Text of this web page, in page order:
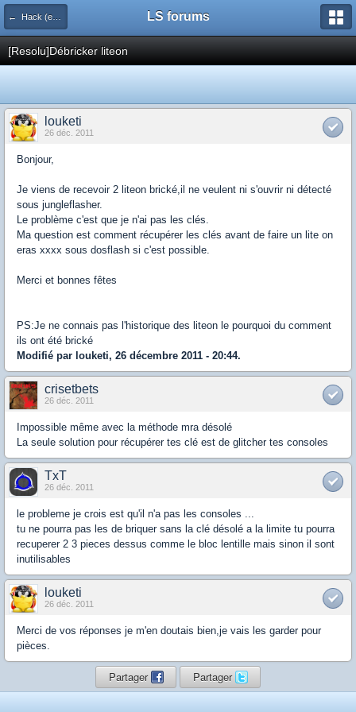
← Hack (exploits, homebrews...) LS forums
[Resolu]Débricker liteon
louketi
26 déc. 2011
Bonjour,
Je viens de recevoir 2 liteon brické,il ne veulent ni s'ouvrir ni détecté
sous jungleflasher.
Le problème c'est que je n'ai pas les clés.
Ma question est comment récupérer les clés avant de faire un lite on
eras xxxx sous dosflash si c'est possible.
Merci et bonnes fêtes
PS:Je ne connais pas l'historique des liteon le pourquoi du comment
ils ont été brické
Modifié par louketi, 26 décembre 2011 - 20:44.
crisetbets
26 déc. 2011
Impossible même avec la méthode mra désolé
La seule solution pour récupérer tes clé est de glitcher tes consoles
TxT
26 déc. 2011
le probleme je crois est qu'il n'a pas les consoles ...
tu ne pourra pas les de briquer sans la clé désolé a la limite tu pourra
recuperer 2 3 pieces dessus comme le bloc lentille mais sinon il sont
inutilisables
louketi
26 déc. 2011
Merci de vos réponses je m'en doutais bien,je vais les garder pour
pièces.
Partager Partager